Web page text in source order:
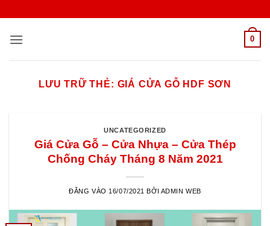
nội
0
LƯU TRỮ THẺ: GIÁ CỬA GỖ HDF SƠN
UNCATEGORIZED
Giá Cửa Gỗ – Cửa Nhựa – Cửa Thép
Chống Cháy Tháng 8 Năm 2021
ĐĂNG VÀO 16/07/2021 BỞI ADMIN WEB